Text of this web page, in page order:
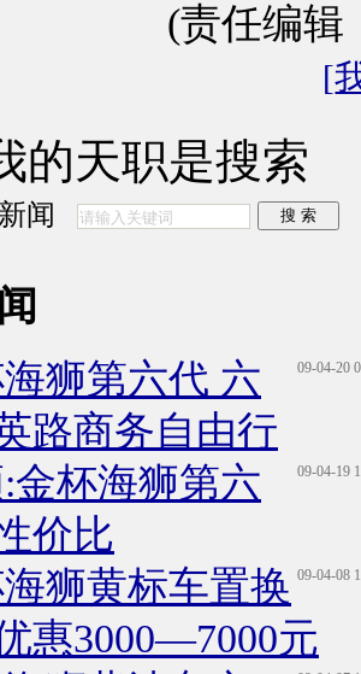
(责任编辑
[
的天职是搜索
新闻
09-04-20
狮第六代 六
路商务自由行
09-04-19
金杯海狮第六
价比
09-04-08
狮黄标车置换
惠3000—7000元